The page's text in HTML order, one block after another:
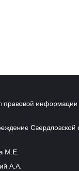
информации
Свердловской
М.Е.
А.А.